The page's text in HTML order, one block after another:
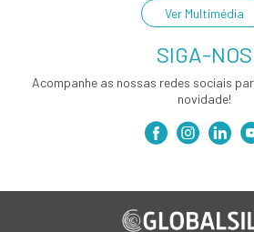
Ver Multimédia
SIGA-NOS
Acompanhe as nossas redes sociais
novidade!